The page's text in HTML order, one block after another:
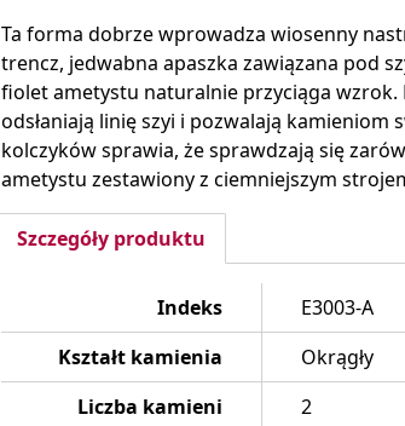
Ta forma dobrze wprowadza wiosenny
trencz, jedwabna apaszka zawiązana pod
fiolet ametystu naturalnie przyciąga wzrok.
odsłaniają linię szyi i pozwalają
kolczyków sprawia, że sprawdzają się
ametystu zestawiony z ciemniejszym
Szczegóły produktu
Indeks
E3003-A
Kształt kamienia
Okrągły
Liczba kamieni
2